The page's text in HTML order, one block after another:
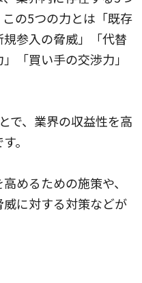
の5つの力とは「既存
参入の脅威」「代替
「買い手の交渉力」
で、業界の収益性を高
。
めるための施策や、
に対する対策などが